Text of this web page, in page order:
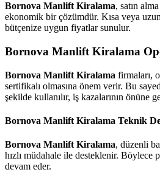
Bornova Manlift Kiralama, satın
ekonomik bir çözümdür. Kısa veya
bütçenize uygun fiyatlar sunulur.
Bornova Manlift Kiralama
Bornova Manlift Kiralama firmaları,
sertifikalı olmasına önem verir. Bu
şekilde kullanılır, iş kazalarının önüne
Bornova Manlift Kiralama Teknik
Bornova Manlift Kiralama, düzenli
hızlı müdahale ile desteklenir. Böylece
devam eder.